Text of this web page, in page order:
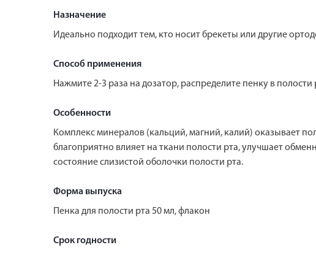
Назначение
Идеально подходит тем, кто носит брекеты или другие
Способ применения
Нажмите 2-3 раза на дозатор, распределите пенку в
Особенности
Комплекс минералов (кальций, магний, калий) оказывает
благоприятно влияет на ткани полости рта, улучшает
состояние слизистой оболочки полости рта.
Форма выпуска
Пенка для полости рта 50 мл, флакон
Срок годности